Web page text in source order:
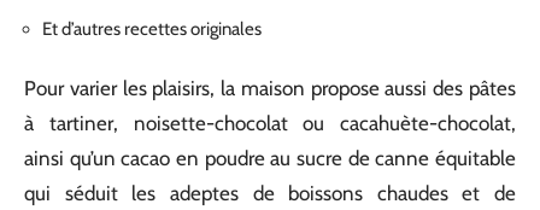
Et d’autres recettes originales
Pour varier les plaisirs, la maison propose aussi des pâtes
à tartiner, noisette-chocolat ou cacahuète-chocolat,
ainsi qu’un cacao en poudre au sucre de canne équitable
qui séduit les adeptes de boissons chaudes et de